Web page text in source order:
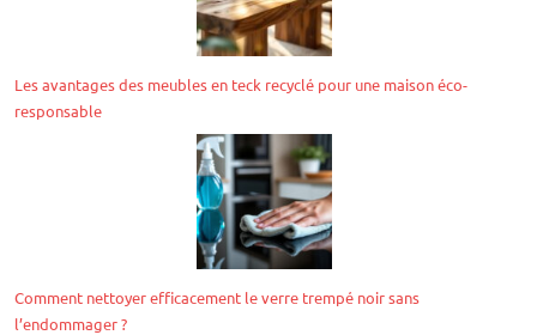
Les avantages des meubles en teck recyclé pour une maison éco-
responsable
Comment nettoyer efficacement le verre trempé noir sans
l’endommager ?